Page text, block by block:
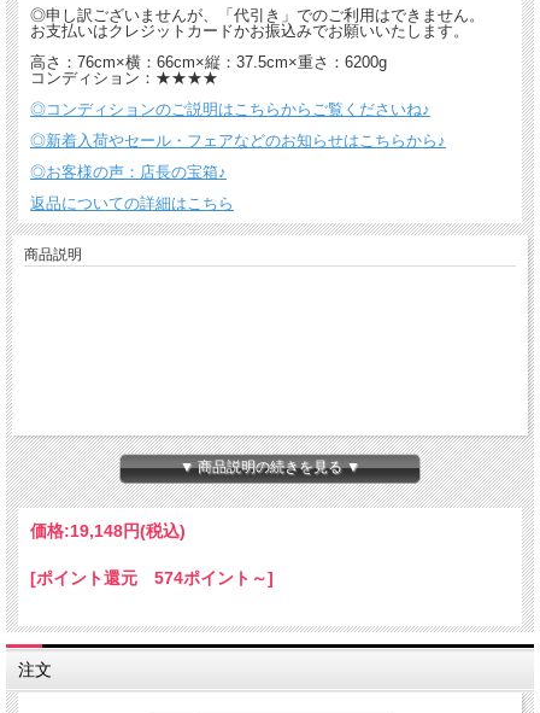
◎申し訳ございませんが、「代引き」でのご利用はできません。
お支払いはクレジットカードかお振込みでお願いいたします。
高さ：76cm×横：66cm×縦：37.5cm×重さ：6200g
コンディション：★★★★
◎コンディションのご説明はこちらからご覧くださいね♪
◎新着入荷やセール・フェアなどのお知らせはこちらから♪
◎お客様の声：店長の宝箱♪
返品についての詳細はこちら
商品説明
▼ 商品説明の続きを見る ▼
価格:19,148円(税込)
[ポイント還元 574ポイント～]
注文